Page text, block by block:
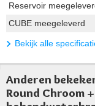
Reservoir
CUBE meegeleverd
Bekijk alle
Anderen
Round Chroom